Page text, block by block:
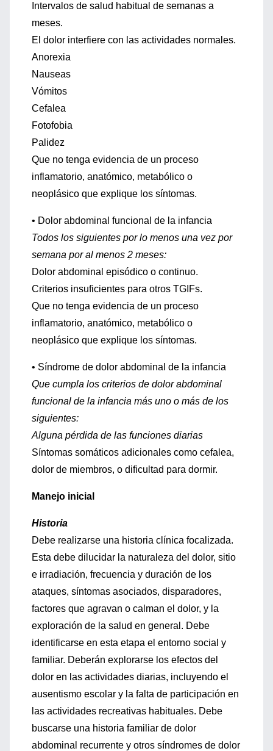
Intervalos de salud habitual de semanas a
meses.
El dolor interfiere con las actividades normales.
Anorexia
Nauseas
Vómitos
Cefalea
Fotofobia
Palidez
Que no tenga evidencia de un proceso
inflamatorio, anatómico, metabólico o
neoplásico que explique los síntomas.
• Dolor abdominal funcional de la infancia
Todos los siguientes por lo menos una vez por
semana por al menos 2 meses:
Dolor abdominal episódico o continuo.
Criterios insuficientes para otros TGIFs.
Que no tenga evidencia de un proceso
inflamatorio, anatómico, metabólico o
neoplásico que explique los síntomas.
• Síndrome de dolor abdominal de la infancia
Que cumpla los criterios de dolor abdominal
funcional de la infancia más uno o más de los
siguientes:
Alguna pérdida de las funciones diarias
Síntomas somáticos adicionales como cefalea,
dolor de miembros, o dificultad para dormir.
Manejo inicial
Historia
Debe realizarse una historia clínica focalizada.
Esta debe dilucidar la naturaleza del dolor, sitio
e irradiación, frecuencia y duración de los
ataques, síntomas asociados, disparadores,
factores que agravan o calman el dolor, y la
exploración de la salud en general. Debe
identificarse en esta etapa el entorno social y
familiar. Deberán explorarse los efectos del
dolor en las actividades diarias, incluyendo el
ausentismo escolar y la falta de participación en
las actividades recreativas habituales. Debe
buscarse una historia familiar de dolor
abdominal recurrente y otros síndromes de dolor